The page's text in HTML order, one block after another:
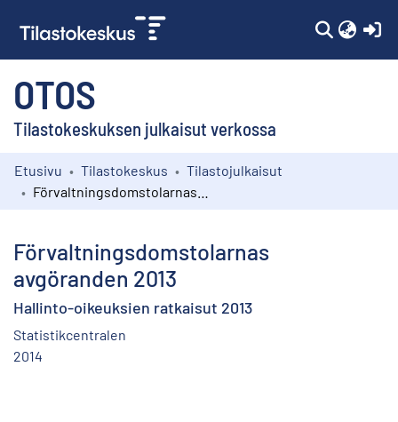
OTOS
Tilastokeskuksen julkaisut verkossa
Kokoelmat
Etusivu Tilastokeskus
Tilastojulkaisut
Förvaltningsdomstolarnas
avgöranden 2013
Hallinto-oikeuksien ratkaisut 2013
Statistikcentralen
2014